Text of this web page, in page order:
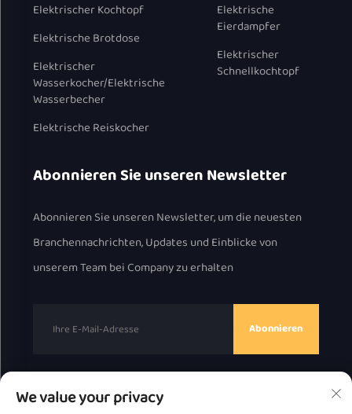
Elektrischer Kochtopf
Elektrische Brotdose
Elektrischer
Wasserkocher/Elektrische
Wasserbecher
Elektrische Reiskocher
Elektrische
Eierdampfer
Elektrischer
Schnellkochtopf
Abonnieren Sie unseren Newsletter
Abonnieren Sie unseren Newsletter, um die neuesten
Branchennachrichten, Updates und Einblicke von
unserem Team bei Company zu erhalten
Abonnieren
Urheberrecht © 2025 durch Chaozhou Great Bear
We value your privacy